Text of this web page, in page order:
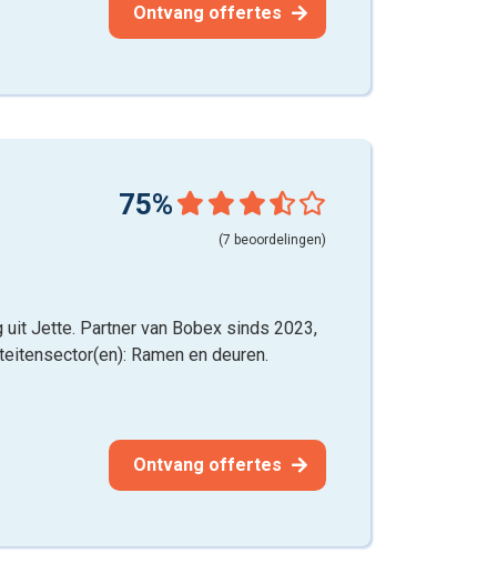
Ontvang offertes
75%
(7 beoordelingen)
uit Jette. Partner van Bobex sinds 2023,
Ramen en deuren.
Ontvang offertes